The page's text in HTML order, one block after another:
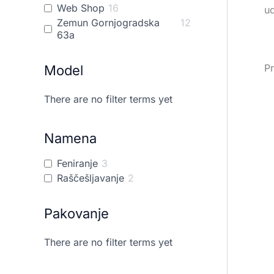
Web Shop 16
Zemun Gornjogradska
63a
12
Model
There are no filter terms yet
Namena
Feniranje 3
Raščešljavanje 2
Pakovanje
There are no filter terms yet